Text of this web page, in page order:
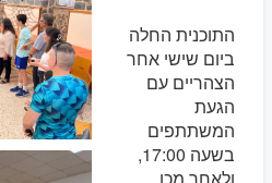
התוכנית החלה
ביום שישי אחר
הצהריים עם
הגעת
המשתתפים
בשעה 17:00,